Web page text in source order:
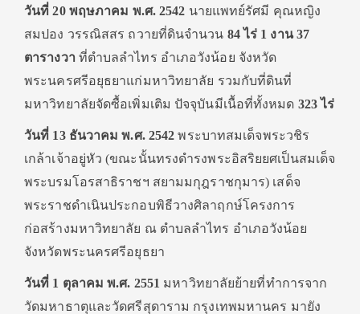
วันที่ 20 พฤษภาคม พ.ศ. 2542 นายแพทย์รัศมี คุณหญิง
สมปอง วรรณิสสร ถวายที่ดินจำนวน 84 ไร่ 1 งาน 37
ตารางวา ที่ตำบลลำไทร อำเภอวังน้อย จังหวัด
พระนครศรีอยุธยาแก่มหาวิทยาลัย รวมกับที่ดินที่
มหาวิทยาลัยจัดซื้อเพิ่มเติม ปัจจุบันมีเนื้อที่ทั้งหมด 323 ไร่
วันที่ 13 ธันวาคม พ.ศ. 2542 พระบาทสมเด็จพระวชิร
เกล้าเจ้าอยู่หัว (ขณะนั้นทรงดำรงพระอิสริยยศเป็นสมเด็จ
พระบรมโอรสาธิราชฯ สยามมกุฎราชกุมาร) เสด็จ
พระราชดำเนินประกอบพิธีวางศิลาฤกษ์โครงการ
ก่อสร้างมหาวิทยาลัย ณ ตำบลลำไทร อำเภอวังน้อย
จังหวัดพระนครศรีอยุธยา
วันที่ 1 ตุลาคม พ.ศ. 2551 มหาวิทยาลัยย้ายที่ทำการจาก
วัดมหาธาตุและวัดศรีสุดาราม กรุงเทพมหานคร มายัง